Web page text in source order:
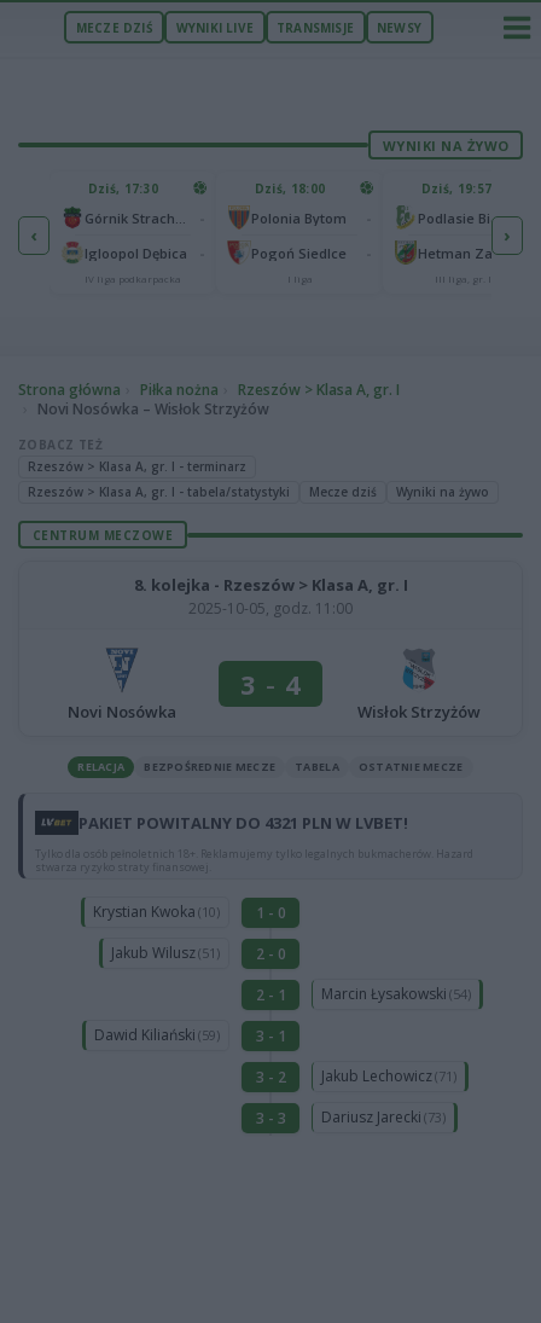
MECZE DZIŚ WYNIKI LIVE TRANSMISJE NEWSY
WYNIKI NA ŻYWO
‹
65
25
Dziś, 17:30
Igloopol Dębica
IV liga podkarpacka
Dziś, 18:00
Polonia Bytom
Pogoń Siedlce
I liga
Dziś, 19:57
Podlasie Biała Podlaska
Hetman Zamość
III liga, gr. IV
›
Strona główna Piłka nożna
Rzeszów > Klasa A, gr. I
Novi Nosówka – Wisłok Strzyżów
ZOBACZ TEŻ
Rzeszów > Klasa A, gr. I - terminarz
Rzeszów > Klasa A, gr. I - tabela/statystyki
Mecze dziś Wyniki na żywo
CENTRUM MECZOWE
8. kolejka - Rzeszów > Klasa A, gr. I
2025-10-05, godz. 11:00
Novi Nosówka
3 - 4
Wisłok Strzyżów
RELACJA BEZPOŚREDNIE MECZE TABELA OSTATNIE MECZE
PAKIET POWITALNY DO 4321 PLN W LVBET!
Tylko dla osób pełnoletnich 18+. Reklamujemy tylko legalnych bukmacherów. Hazard
stwarza ryzyko straty finansowej.
Krystian Kwoka (10)
1 - 0
Jakub Wilusz(51)
2 - 0
2 - 1
Marcin Łysakowski (54)
Dawid Kiliański (59)
3 - 1
3 - 2
Jakub Lechowicz(71)
3 - 3 Dariusz Jarecki (73)